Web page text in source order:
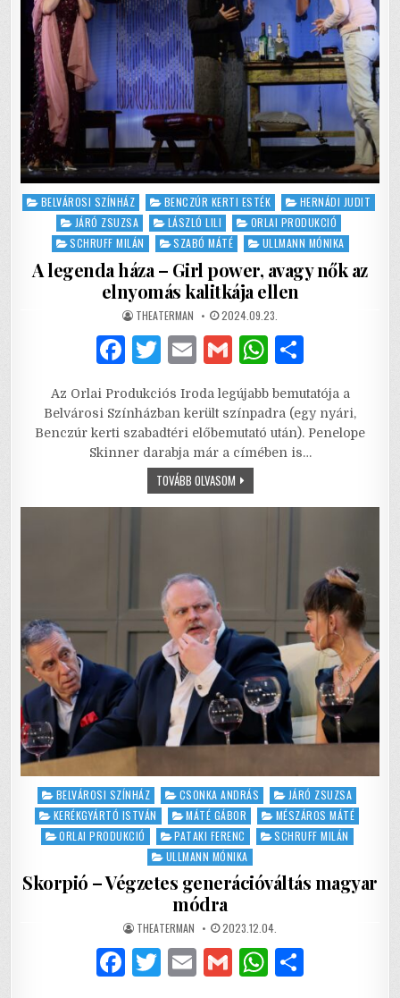
Posted
BELVÁROSI SZÍNHÁZ BENCZÚR KERTI ESTÉK
HERNÁDI JUDIT
JÁRÓ ZSUZSA
LÁSZLÓ LILI
ORLAI PRODUKCIÓ
SCHRUFF MILÁN
SZABÓ MÁTÉ ULLMANN MÓNIKA
A legenda háza – Girl power, avagy nők az
elnyomás kalitkája ellen
AUTHOR:
THEATERMAN PUBLISHED
DATE:
2024.09.23.
F
c
e
b
T
it
te
r
E
ai
l
G
ai
l
W
at
s
A
ar
e
Az Orlai Produkciós Iroda legújabb bemutatója a
Belvárosi Színházban került színpadra (egy nyári,
Benczúr kerti szabadtéri előbemutató után). Penelope
Skinner darabja már a címében is…
TOVÁBB OLVASOMA
LEGENDA
HÁZA
Posted
in
BELVÁROSI SZÍNHÁZ CSONKA ANDRÁS
JÁRÓ ZSUZSA
KERÉKGYÁRTÓ ISTVÁN
MÁTÉ GÁBOR
MÉSZÁROS MÁTÉ
ORLAI PRODUKCIÓ
PATAKI FERENC
SCHRUFF MILÁN
ULLMANN MÓNIKA
Skorpió – Végzetes generációváltás magyar
módra
AUTHOR:
THEATERMAN PUBLISHED
DATE:
2023.12.04.
F T E G W